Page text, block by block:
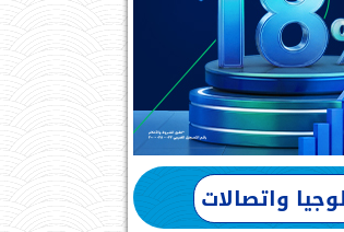
واتصالات